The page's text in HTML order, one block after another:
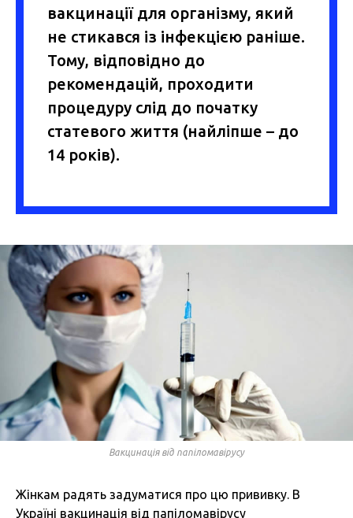
вакцинації для організму, який
не стикався із інфекцією раніше.
Тому, відповідно до
рекомендацій, проходити
процедуру слід до початку
статевого життя (найліпше – до
14 років).
Вакцинація від папіломавірусу
Жінкам радять задуматися про цю прививку. В
Україні вакцинація від папіломавірусу